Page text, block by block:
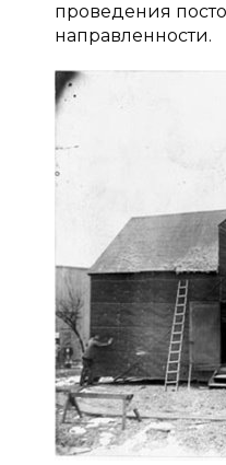
проведения
направленности.